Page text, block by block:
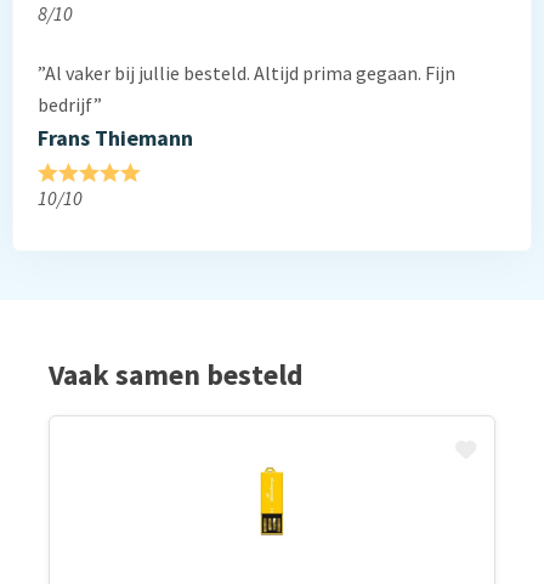
8/10
”Al vaker bij jullie besteld. Altijd prima gegaan. Fijn
bedrijf”
Frans Thiemann
10/10
Vaak samen besteld